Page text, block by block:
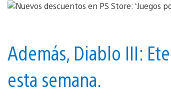
Además, Diablo III:
esta semana.